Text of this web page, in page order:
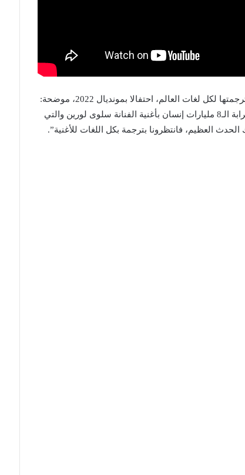
وصرحت إدارة شركة ICTV المنتجة للعمل، أن الأغنية سيتم ترجمتها لكل لغات العالم، احتفالا بمونديال 2022، موضحة:
“بما أننا نخاطب كل أنحاء المعمورة في حدث عالمي يتابعه قرابة الـ8 مليارات إنسان بأغنية الفنانة سلوى لورين والتي
العظيم، فانتظرونا بترجمة بكل اللغات للأغنية”.